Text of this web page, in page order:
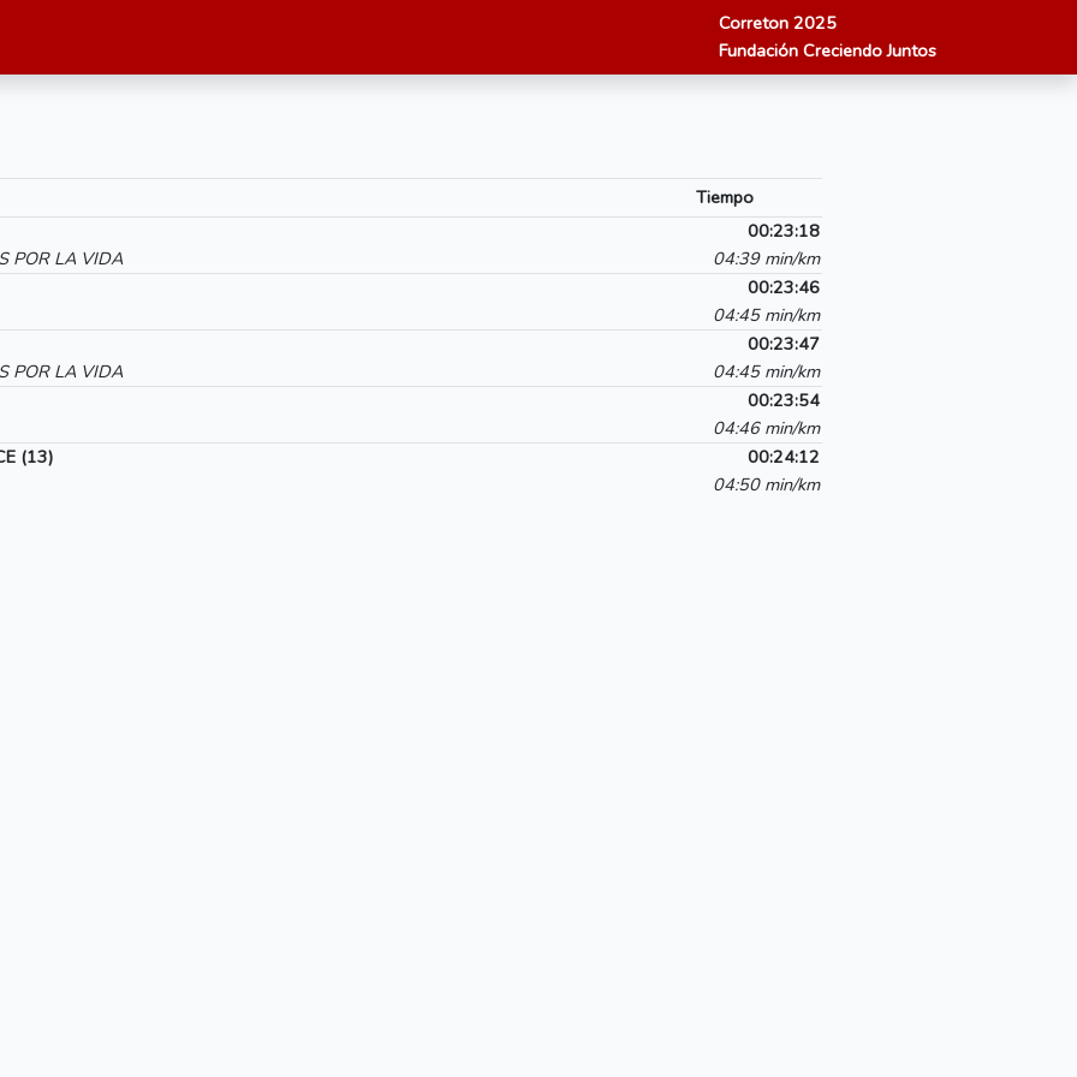
Correton 2025
Fundación Creciendo Juntos
Tiempo
POR LA VIDA
00:23:18
04:39 min/km
00:23:46
04:45 min/km
POR LA VIDA
00:23:47
04:45 min/km
00:23:54
04:46 min/km
(13)
00:24:12
04:50 min/km